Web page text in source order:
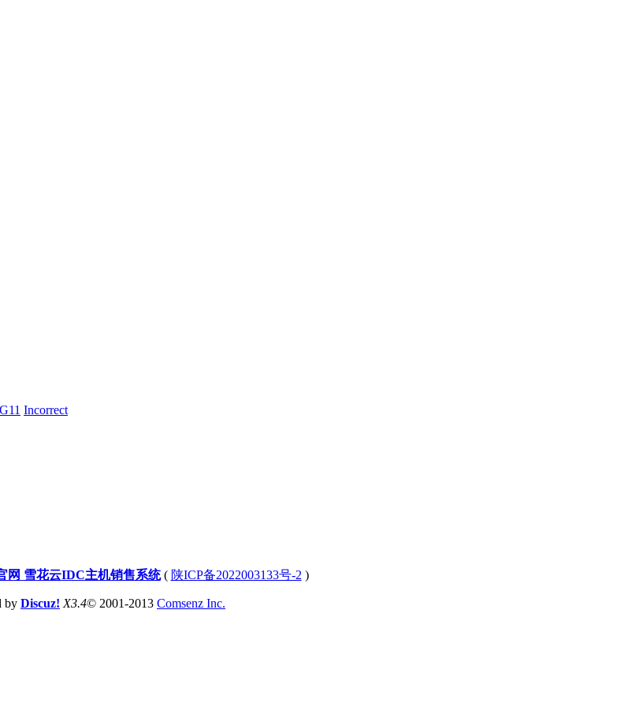
Incorrect
网 雪花云IDC主机销售系统( 陕ICP备2022003133号-2 )
by Discuz! X3.4© 2001-2013 Comsenz Inc.